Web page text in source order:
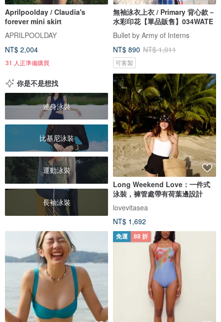
Aprilpoolday / Claudia's
forever mini skirt
APRILPOOLDAY
NT$ 2,004
31 人正準備購買
無袖泳衣上衣 / Primary 背心款－
水彩印花【單品販售】034WATE
Bullet by Army of Interns
NT$ 890 NT$ 1,011
可客製
你是不是想找
連身泳裝
比基尼泳裝
運動泳裝
長袖泳裝
Long Weekend Love：一件式
泳裝，褲管處帶有荷葉邊設計
lovevitasea
NT$ 1,692
免運 88 折